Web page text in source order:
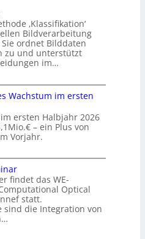
‚Klassifikation‘
Bildverarbeitung
ordnet Bilddaten
zu und unterstützt
im…
Wachstum im ersten
ersten Halbjahr 2026
– ein Plus von
Vorjahr.
findet das WE-
Optical
statt.
sind die Integration von